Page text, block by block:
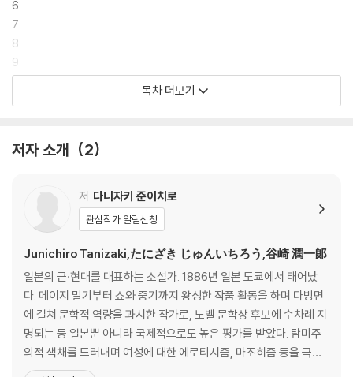
6
7
8
9
10
14
20
23
24
목차 더보기
저자 소개 2
저 다니자키 준이치로
관심작가 알림신청
Junichiro Tanizaki,たにざき じゅんいちろう,谷崎 潤一郞
일본의 근·현대를 대표하는 소설가. 1886년 일본 도쿄에서 태어났
다. 메이지 말기부터 쇼와 중기까지 왕성한 작품 활동을 하며 다방면
에 걸쳐 문학적 역량을 과시한 작가로, 노벨 문학상 후보에 수차례 지
명되는 등 일본뿐 아니라 국제적으로도 높은 평가를 받았다. 탐미주
의적 색채를 드러내며 여성에 대한 에로티시즘, 마조히즘 등을 극도
의 아름다운 문체로 탐구하였다. 한평생 작풍이나 제재, 문장, 표현